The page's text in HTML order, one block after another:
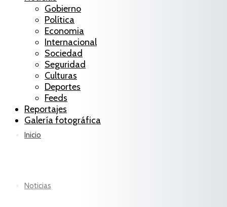
Inicio
Noticias
Gobierno
Política
Economia
Internacional
Sociedad
Seguridad
Culturas
Deportes
Feeds
Reportajes
Galería fotográfica